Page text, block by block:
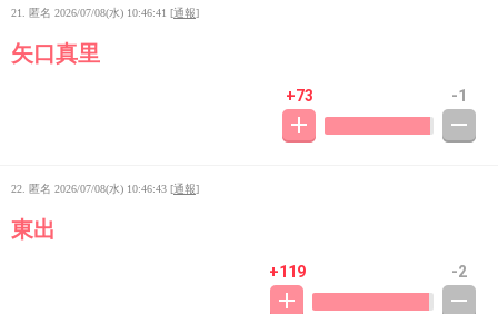
21. 匿名 2026/07/08(水) 10:46:41 [通報]
矢口真里
+73 -1
22. 匿名 2026/07/08(水) 10:46:43 [通報]
東出
+119 -2